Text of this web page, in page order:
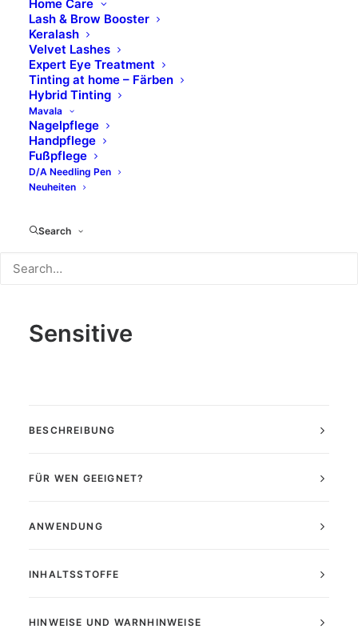
Home Care
Lash & Brow Booster
Keralash
Velvet Lashes
Expert Eye Treatment
Tinting at home – Färben
Hybrid Tinting
Mavala
Nagelpflege
Handpflege
Fußpflege
D/A Needling Pen
Neuheiten
Search
INHALTSSTOFFE
WICHTIGE INFORMATIONEN
AUFBEWAHRUNGSHINWEISE
BILDER UND KONTAKTE
Sensitive
BESCHREIBUNG
FÜR WEN GEEIGNET?
ANWENDUNG
INHALTSSTOFFE
HINWEISE UND WARNHINWEISE